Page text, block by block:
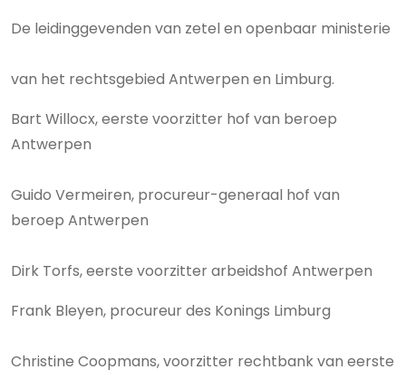
De leidinggevenden van zetel en openbaar ministerie
van het rechtsgebied Antwerpen en Limburg.
Bart Willocx, eerste voorzitter hof van beroep
Antwerpen
Guido Vermeiren, procureur-generaal hof van
beroep Antwerpen
Dirk Torfs, eerste voorzitter arbeidshof Antwerpen
Frank Bleyen, procureur des Konings Limburg
Christine Coopmans, voorzitter rechtbank van eerste